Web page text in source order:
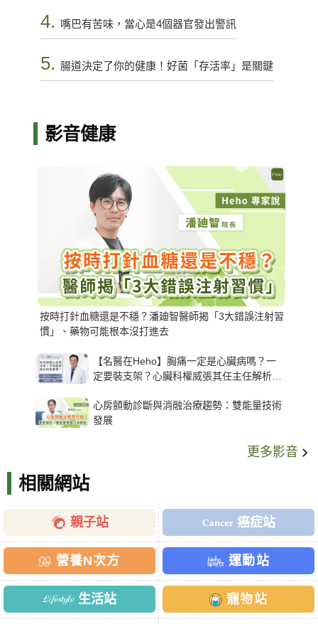
4. 嘴巴有苦味，當心是4個器官發出警訊
5. 腸道決定了你的健康！好菌「存活率」是關鍵
影音健康
按時打針血糖還是不穩？潘廸智醫師揭「3大錯誤注射習
慣」、藥物可能根本沒打進去
【名醫在Heho】胸痛一定是心臟病嗎？一
定要裝支架？心臟科權威張其任主任解析支
心房顫動診斷與消融治療趨勢：雙能量技術
發展
更多影音
相關網站
親子站 癌症站
營養N次方 運動站
生活站 寵物站